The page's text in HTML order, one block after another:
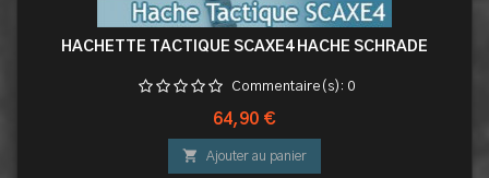
HACHETTE TACTIQUE SCAXE4 HACHE SCHRADE
Commentaire(s): 0
Prix
64,90 €
 Ajouter au panier